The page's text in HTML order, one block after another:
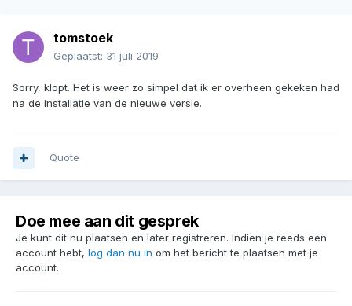
tomstoek
Geplaatst: 31 juli 2019
Sorry, klopt. Het is weer zo simpel dat ik er overheen gekeken had
na de installatie van de nieuwe versie.
Quote
Doe mee aan dit gesprek
Je kunt dit nu plaatsen en later registreren. Indien je reeds een
account hebt, log dan nu in om het bericht te plaatsen met je
account.